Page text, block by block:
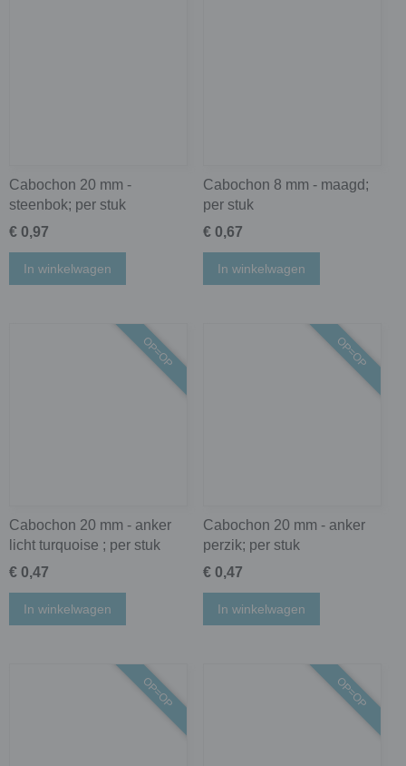
Cabochon 20 mm -
steenbok; per stuk
€ 0,97
In winkelwagen
Cabochon 8 mm - maagd;
per stuk
€ 0,67
In winkelwagen
OP=OP
Cabochon 20 mm - anker
licht turquoise ; per stuk
€ 0,47
In winkelwagen
OP=OP
Cabochon 20 mm - anker
perzik; per stuk
€ 0,47
In winkelwagen
OP=OP OP=OP